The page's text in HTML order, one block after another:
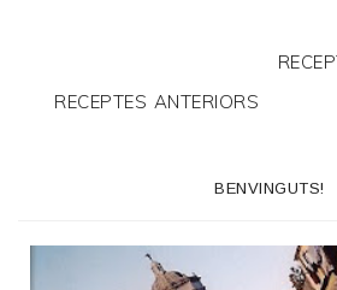
RECEPTES ANTERIORS
BENVINGUTS!